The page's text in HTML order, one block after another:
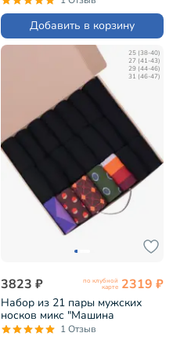
Добавить в корзину
25 (38-40)
27 (41-43)
29 (44-46)
31 (46-47)
3823 ₽ по клубной
карте 2319 ₽
Набор из 21 пары мужских
носков микс "Машина
времени" (НС-21-201)
1 Отзыв